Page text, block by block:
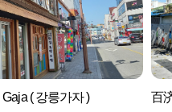
( 강릉가자 ) 百